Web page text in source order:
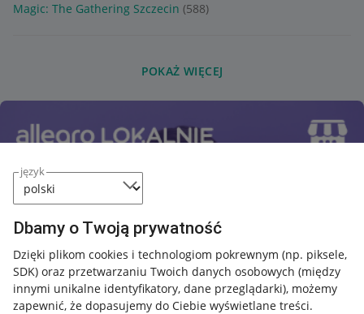
język
Dbamy o Twoją prywatność
Dzięki plikom cookies i technologiom pokrewnym (np. piksele,
SDK) oraz przetwarzaniu Twoich danych osobowych (między
innymi unikalne identyfikatory, dane przeglądarki), możemy
zapewnić, że dopasujemy do Ciebie wyświetlane treści.
Magic: The Gathering Szczecin (588)
POKAŻ WIĘCEJ